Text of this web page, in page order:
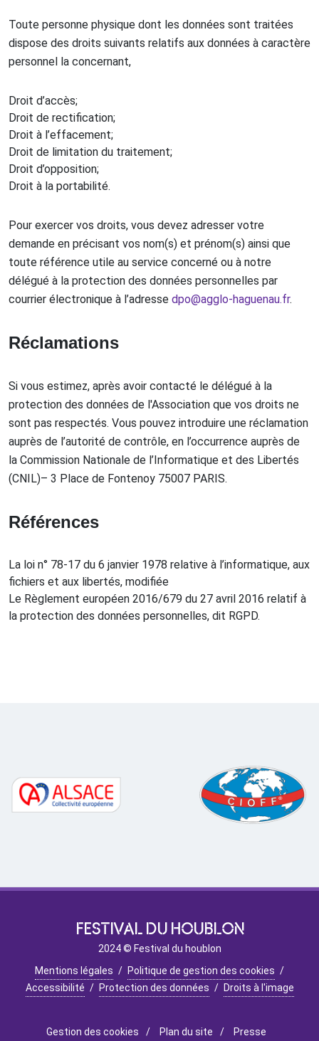
Toute personne physique dont les données sont traitées
dispose des droits suivants relatifs aux données à caractère
personnel la concernant,
Droit d’accès;
Droit de rectification;
Droit à l’effacement;
Droit de limitation du traitement;
Droit d’opposition;
Droit à la portabilité.
Pour exercer vos droits, vous devez adresser votre
demande en précisant vos nom(s) et prénom(s) ainsi que
toute référence utile au service concerné ou à notre
délégué à la protection des données personnelles par
courrier électronique à l’adresse dpo@agglo-haguenau.fr.
Réclamations
Si vous estimez, après avoir contacté le délégué à la
protection des données de l'Association que vos droits ne
sont pas respectés. Vous pouvez introduire une réclamation
auprès de l’autorité de contrôle, en l’occurrence auprès de
la Commission Nationale de l’Informatique et des Libertés
(CNIL)– 3 Place de Fontenoy 75007 PARIS.
Références
La loi n° 78-17 du 6 janvier 1978 relative à l’informatique, aux
fichiers et aux libertés, modifiée
Le Règlement européen 2016/679 du 27 avril 2016 relatif à
la protection des données personnelles, dit RGPD.
FESTIVAL DU HOUBLON
2024 © Festival du houblon
Mentions légales / Politique de gestion des cookies /
Accessibilité / Protection des données / Droits à l'image
Gestion des cookies / Plan du site / Presse